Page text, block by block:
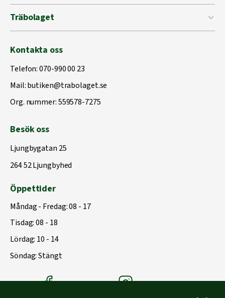
Träbolaget
Kontakta oss
Telefon:070-990 00 23
Mail:butiken@trabolaget.se
Org. nummer: 559578-7275
Besök oss
Ljungbygatan 25
264 52 Ljungbyhed
Öppettider
Måndag - Fredag: 08 - 17
Tisdag: 08 - 18
Lördag: 10 - 14
Söndag: Stängt